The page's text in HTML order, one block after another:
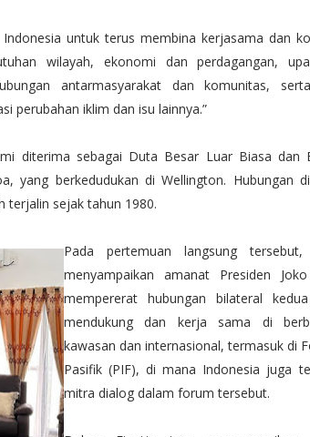
untuk terus membina kerjasama dan
wilayah, ekonomi dan perdagangan,
antarmasyarakat dan komunitas,
perubahan iklim dan isu lainnya.”
diterima sebagai Duta Besar Luar Biasa dan
yang berkedudukan di Wellington. Hubungan
terjalin sejak tahun 1980.
Pada pertemuan langsung
menyampaikan amanat Presiden
mempererat hubungan bilateral
mendukung dan kerja sama di
kawasan dan internasional, termasuk di
Pasifik (PIF), di mana Indonesia juga
mitra dialog dalam forum tersebut.